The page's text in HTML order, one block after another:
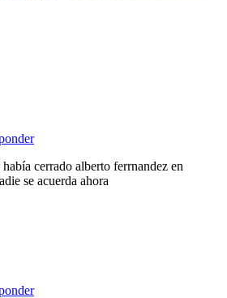
cerrado alberto ferrnandez en
se acuerda ahora